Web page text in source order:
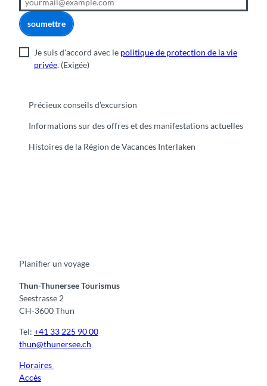
soumettre
Je suis d'accord avec le politique de protection de la vie
privée. (Exigée)
Précieux conseils d’excursion
Informations sur des offres et des manifestations actuelles
Histoires de la Région de Vacances Interlaken
o
e
r
Planifier un voyage
Thun-Thunersee Tourismus
Seestrasse 2
CH-3600 Thun
Tel: +41 33 225 90 00
thun@thunersee.ch
Horaires
Accès